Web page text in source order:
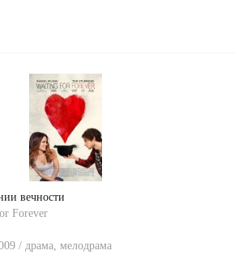
вечности
Forever
/ драма, мелодрама